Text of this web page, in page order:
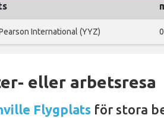
International (YYZ) 0
eller arbetsresa
Flygplats för stora